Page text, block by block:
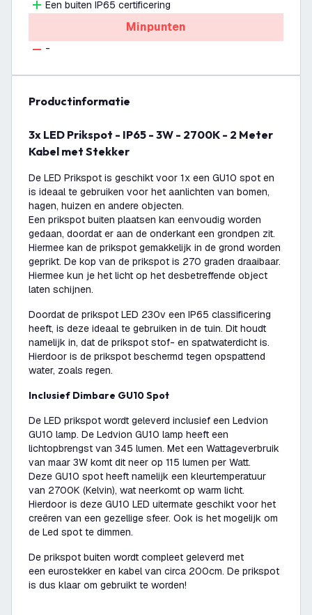
Een buiten IP65 certificering
Minpunten
-
productinformatie
3x LED Prikspot - IP65 - 3W - 2700K - 2 Meter
Kabel met Stekker
De LED Prikspot is geschikt voor 1x een GU10 spot en
is ideaal te gebruiken voor het aanlichten van bomen,
hagen, huizen en andere objecten.
Een prikspot buiten plaatsen kan eenvoudig worden
gedaan, doordat er aan de onderkant een grondpen zit.
Hiermee kan de prikspot gemakkelijk in de grond worden
geprikt. De kop van de prikspot is 270 graden draaibaar.
Hiermee kun je het licht op het desbetreffende object
laten schijnen.
Doordat de prikspot LED 230v een IP65 classificering
heeft, is deze ideaal te gebruiken in de tuin. Dit houdt
namelijk in, dat de prikspot stof- en spatwaterdicht is.
Hierdoor is de prikspot beschermd tegen opspattend
water, zoals regen.
Inclusief Dimbare GU10 Spot
De LED prikspot wordt geleverd inclusief een Ledvion
GU10 lamp. De Ledvion GU10 lamp heeft een
lichtopbrengst van 345 lumen. Met een Wattageverbruik
van maar 3W komt dit neer op 115 lumen per Watt.
Deze GU10 spot heeft namelijk een kleurtemperatuur
van 2700K (Kelvin), wat neerkomt op warm licht.
Hierdoor is deze GU10 LED uitermate geschikt voor het
creëren van een gezellige sfeer. Ook is het mogelijk om
de Led spot te dimmen.
De prikspot buiten wordt compleet geleverd met
een eurostekker en kabel van circa 200cm. De prikspot
is dus klaar om gebruikt te worden!